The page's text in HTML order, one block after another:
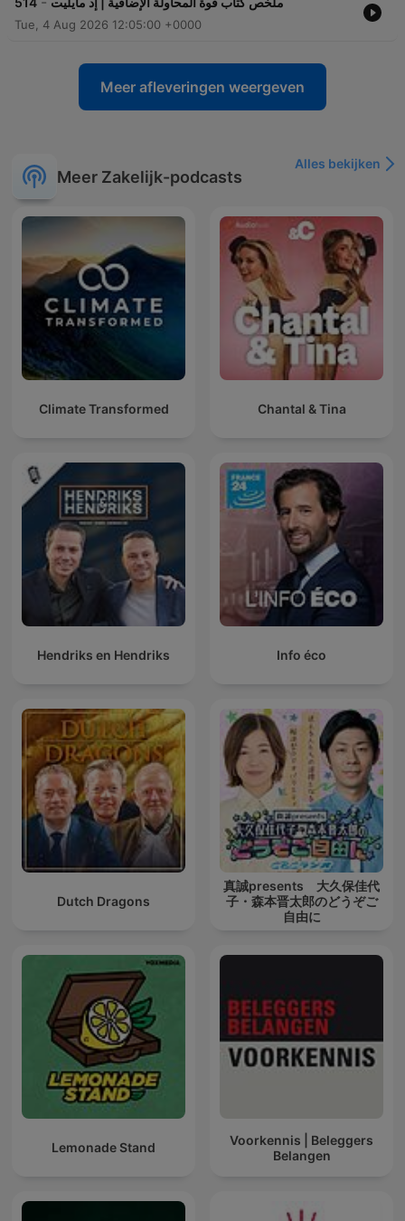
Tue, 4 Aug 2026 12:05:00 +0000
Meer afleveringen weergeven
Meer Zakelijk-podcasts
Alles bekijken
Climate Transformed Chantal & Tina
Hendriks en Hendriks Info éco
Dutch Dragons
真誠presents 大久保佳代
子・森本晋太郎のどうぞご
自由に
Lemonade Stand
Voorkennis | Beleggers
Belangen